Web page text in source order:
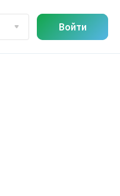
Войти